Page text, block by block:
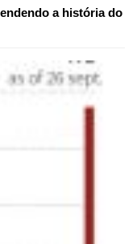
a história do